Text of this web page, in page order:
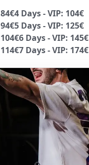
84€4 Days - VIP: 104€
94€5 Days - VIP: 125€
104€6 Days - VIP: 145€
114€7 Days - VIP: 174€